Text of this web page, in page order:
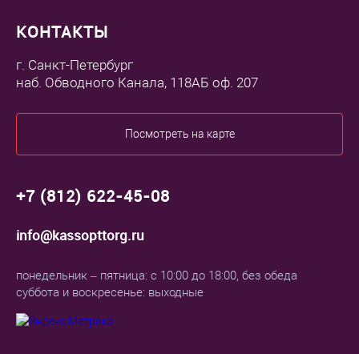
КОНТАКТЫ
г. Санкт-Петербург
наб. Обводного Канала, 118АБ оф. 207
Посмотреть на карте
+7 (812) 622-45-08
info@kassopttorg.ru
понедельник – пятница: с 10:00 до 18:00, без обеда
суббота и воскресенье: выходные